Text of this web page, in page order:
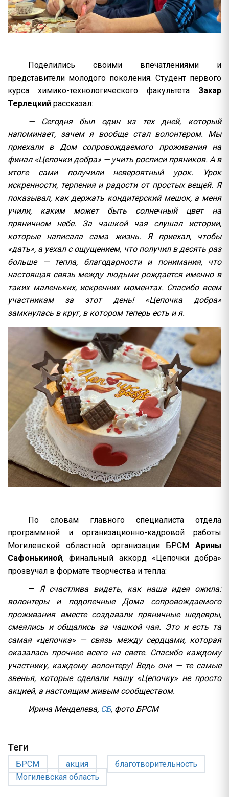
Поделились своими впечатлениями и
представители молодого поколения. Студент первого
курса химико-технологического факультета Захар
Терлецкий рассказал:
— Сегодня был один из тех дней, который
напоминает, зачем я вообще стал волонтером. Мы
приехали в Дом сопровождаемого проживания на
финал «Цепочки добра» — учить росписи пряников. А в
итоге сами получили невероятный урок. Урок
искренности, терпения и радости от простых вещей. Я
показывал, как держать кондитерский мешок, а меня
учили, каким может быть солнечный цвет на
пряничном небе. За чашкой чая слушал истории,
которые написала сама жизнь. Я приехал, чтобы
«дать», а уехал с ощущением, что получил в десять раз
больше — тепла, благодарности и понимания, что
настоящая связь между людьми рождается именно в
таких маленьких, искренних моментах. Спасибо всем
участникам за этот день! «Цепочка добра»
замкнулась в круг, в котором теперь есть и я.
По словам главного специалиста отдела
программной и организационно-кадровой работы
Могилевской областной организации БРСМ Арины
Сафонькиной, финальный аккорд «Цепочки добра»
прозвучал в формате творчества и тепла:
— Я счастлива видеть, как наша идея ожила:
волонтеры и подопечные Дома сопровождаемого
проживания вместе создавали пряничные шедевры,
смеялись и общались за чашкой чая. Это и есть та
самая «цепочка» — связь между сердцами, которая
оказалась прочнее всего на свете. Спасибо каждому
участнику, каждому волонтеру! Ведь они — те самые
звенья, которые сделали нашу «Цепочку» не просто
акцией, а настоящим живым сообществом.
Ирина Менделева, СБ, фото БРСМ
Теги
БРСМ акция
благотворительность
Могилевская область